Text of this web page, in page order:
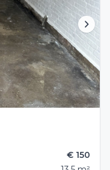
€ 150